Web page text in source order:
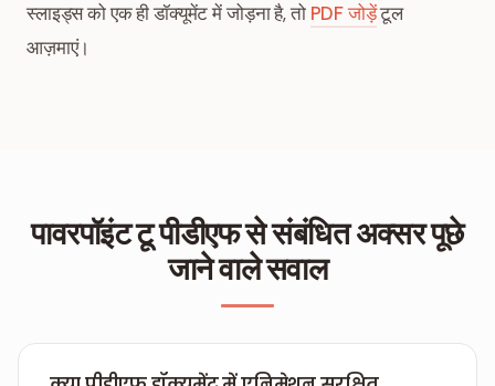
स्लाइड्स को एक ही डॉक्यूमेंट में जोड़ना है, तो PDF जोड़ेंटूल
आज़माएं।
पावरपॉइंट टू पीडीएफ से संबंधित अक्सर पूछे
जाने वाले सवाल